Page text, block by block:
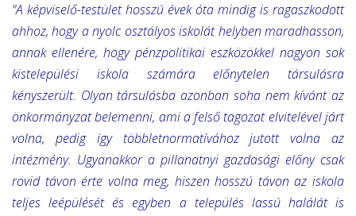
"A képviselő-testület hosszú évek óta mindig is ragaszkodott
ahhoz, hogy a nyolc osztályos iskolát helyben maradhasson,
annak ellenére, hogy pénzpolitikai eszközökkel nagyon sok
kistelepülési iskola számára előnytelen társulásra
kényszerült. Olyan társulásba azonban soha nem kívánt az
önkormányzat belemenni, ami a felső tagozat elvitelével járt
volna, pedig így többletnormatívához jutott volna az
intézmény. Ugyanakkor a pillanatnyi gazdasági előny csak
rövid távon érte volna meg, hiszen hosszú távon az iskola
teljes leépülését és egyben a település lassú halálát is